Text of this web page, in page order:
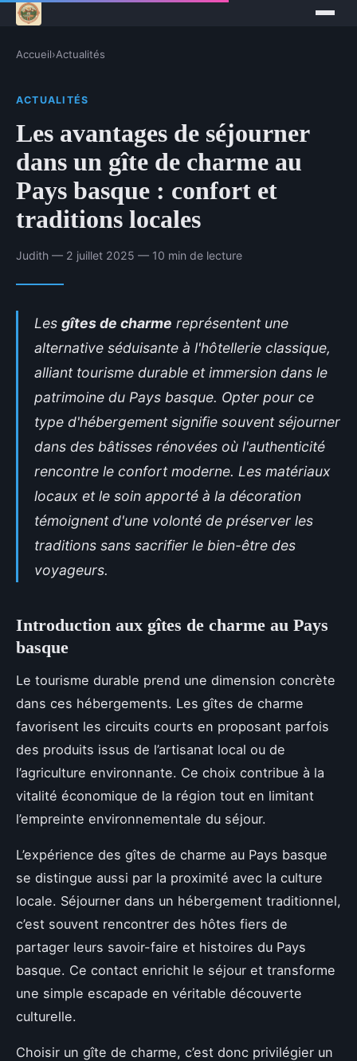
Accueil›Actualités
ACTUALITÉS
Les avantages de séjourner
dans un gîte de charme au
Pays basque : confort et
traditions locales
Judith — 2 juillet 2025 — 10 min de lecture
Les gîtes de charme représentent une
alternative séduisante à l'hôtellerie classique,
alliant tourisme durable et immersion dans le
patrimoine du Pays basque. Opter pour ce
type d'hébergement signifie souvent séjourner
dans des bâtisses rénovées où l'authenticité
rencontre le confort moderne. Les matériaux
locaux et le soin apporté à la décoration
témoignent d'une volonté de préserver les
traditions sans sacrifier le bien-être des
voyageurs.
Introduction aux gîtes de charme au Pays
basque
Le tourisme durable prend une dimension concrète
dans ces hébergements. Les gîtes de charme
favorisent les circuits courts en proposant parfois
des produits issus de l’artisanat local ou de
l’agriculture environnante. Ce choix contribue à la
vitalité économique de la région tout en limitant
l’empreinte environnementale du séjour.
L’expérience des gîtes de charme au Pays basque
se distingue aussi par la proximité avec la culture
locale. Séjourner dans un hébergement traditionnel,
c’est souvent rencontrer des hôtes fiers de
partager leurs savoir-faire et histoires du Pays
basque. Ce contact enrichit le séjour et transforme
une simple escapade en véritable découverte
culturelle.
Choisir un gîte de charme, c’est donc privilégier un